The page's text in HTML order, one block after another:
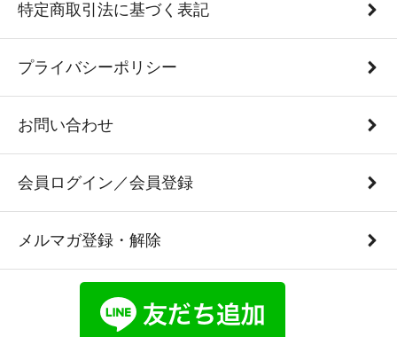
特定商取引法に基づく表記
プライバシーポリシー
お問い合わせ
会員ログイン／会員登録
メルマガ登録・解除